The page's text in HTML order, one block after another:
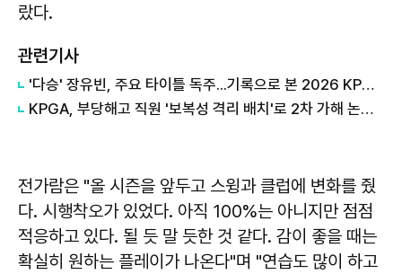
랐다.
관련기사
'다승' 장유빈, 주요 타이틀 독주...기록으로 본 2026 KPGA 투어 상반기
KPGA, 부당해고 직원 '보복성 격리 배치'로 2차 가해 논란…"공간 제약에 따른 조치"
전가람은 "올 시즌을 앞두고 스윙과 클럽에 변화를 줬
다. 시행착오가 있었다. 아직 100%는 아니지만 점점
적응하고 있다. 될 듯 말 듯한 것 같다. 감이 좋을 때는
확실히 원하는 플레이가 나온다"며 "연습도 많이 하고